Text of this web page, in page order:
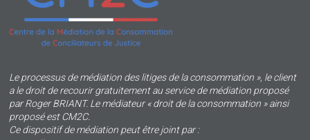
Le processus de médiation des litiges de la consommation », le client
a le droit de recourir gratuitement au service de médiation proposé
par Roger BRIANT. Le médiateur « droit de la consommation » ainsi
proposé est CM2C.
Ce dispositif de médiation peut être joint par :